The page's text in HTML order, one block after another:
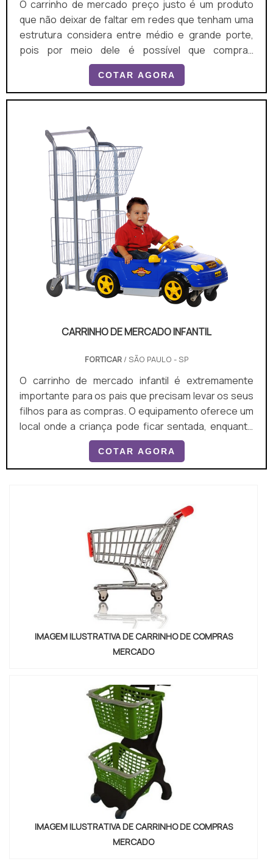
O carrinho de mercado preço justo é um produto
que não deixar de faltar em redes que tenham uma
estrutura considera entre médio e grande porte,
pois por meio dele é possível que compras
consideradas volumosas sejam efetuadas com
segurança e praticidade, gerando satisfação no
cliente. As pessoas usualmente se dirigem a estes
quando vão, preferem comprar o máximo que as
suas condições permitem...
COTAR AGORA
CARRINHO DE MERCADO INFANTIL
FORTICAR / SÃO PAULO - SP
O carrinho de mercado infantil é extremamente
importante para os pais que precisam levar os seus
filhos para as compras. O equipamento oferece um
local onde a criança pode ficar sentada, enquanto
sua mãe ou seu pai buscam pelas mercadorias
desejadas.o produto garante diversas
vantagensSendo assim, o carrinho tem utilidade
no transporte dos produtos, quanto para o filho que
COTAR AGORA
IMAGEM ILUSTRATIVA DE CARRINHO DE COMPRAS
MERCADO
IMAGEM ILUSTRATIVA DE CARRINHO DE COMPRAS
MERCADO